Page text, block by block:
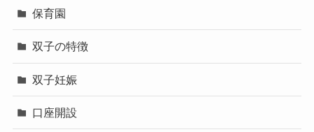
保育園
双子の特徴
双子妊娠
口座開設